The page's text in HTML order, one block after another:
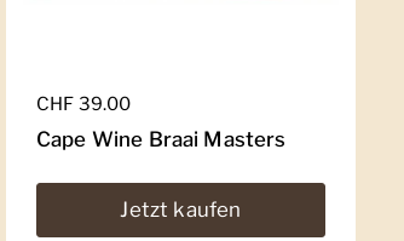
Regulärer Preis
CHF 39.00
Cape Wine Braai Masters
Jetzt kaufen